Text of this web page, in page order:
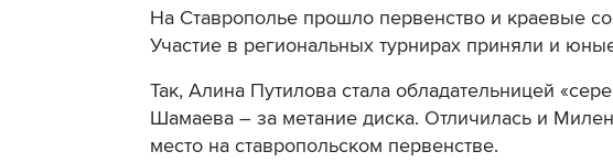
На Ставрополье прошло первенство и краевые
Участие в региональных турнирах приняли и
Так, Алина Путилова стала обладательницей
Шамаева – за метание диска. Отличилась и
место на ставропольском первенстве.